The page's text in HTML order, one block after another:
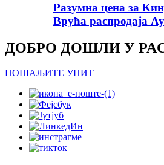
Разумна цена за
Врућа распродаја
ДОБРО ДОШЛИ У
ПОШАЉИТЕ УПИТ